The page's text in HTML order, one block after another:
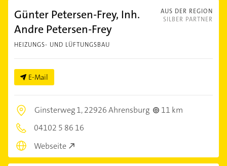
AUS DER REGION
SILBER PARTNER
Günter Petersen-Frey, Inh.
Andre Petersen-Frey
HEIZUNGS- UND LÜFTUNGSBAU
E-Mail
Ginsterweg 1,22926 Ahrensburg
11 km
04102 5 86 16
Webseite